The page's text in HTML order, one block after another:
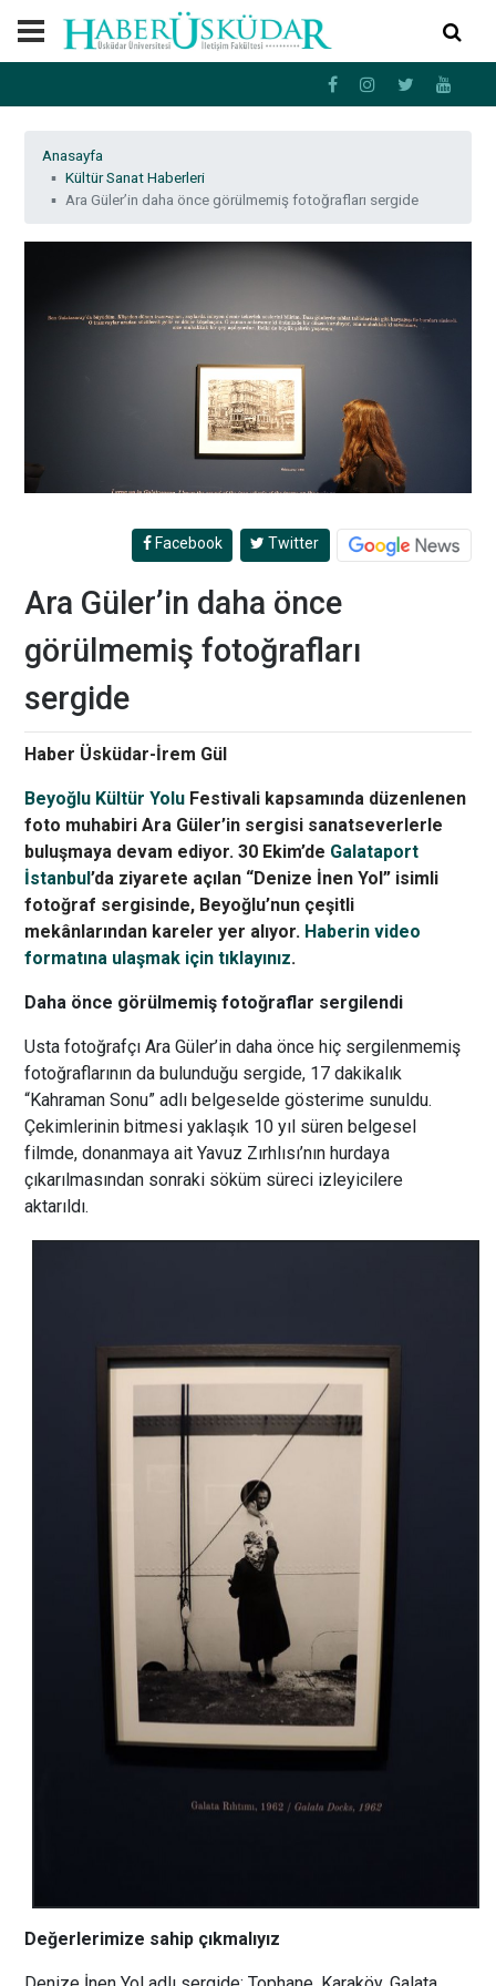
Anasayfa
Kültür Sanat Haberleri
Ara Güler’in daha önce görülmemiş fotoğrafları sergide
Facebook Twitter
Ara Güler’in daha önce
görülmemiş fotoğrafları
sergide
Haber Üsküdar-İrem Gül
Beyoğlu Kültür Yolu Festivali kapsamında düzenlenen
foto muhabiri Ara Güler’in sergisi sanatseverlerle
buluşmaya devam ediyor. 30 Ekim’de Galataport
İstanbul’da ziyarete açılan “Denize İnen Yol” isimli
fotoğraf sergisinde, Beyoğlu’nun çeşitli
mekânlarından kareler yer alıyor. Haberinvideo
formatına ulaşmak için tıklayınız.
Daha önce görülmemiş fotoğraflar sergilendi
Usta fotoğrafçı Ara Güler’in daha önce hiç sergilenmemiş
fotoğraflarının da bulunduğu sergide, 17 dakikalık
“Kahraman Sonu” adlı belgeselde gösterime sunuldu.
Çekimlerinin bitmesi yaklaşık 10 yıl süren belgesel
filmde, donanmaya ait Yavuz Zırhlısı’nın hurdaya
çıkarılmasından sonraki söküm süreci izleyicilere
aktarıldı.
Değerlerimize sahip çıkmalıyız